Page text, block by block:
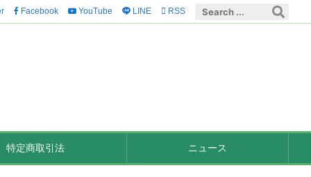
特定商取引法 ニュース
Facebook YouTube LINE  RSS